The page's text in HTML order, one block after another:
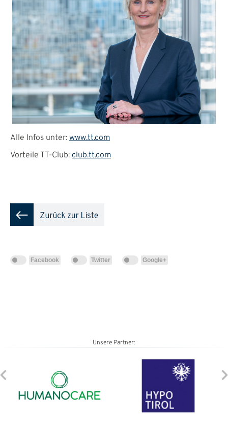
Alle Infos unter: www.tt.com
Vorteile TT-Club: club.tt.com
Facebook Twitter Google+
Unsere Partner: